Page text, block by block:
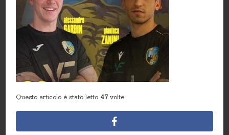
Questo articolo è stato letto 47 volte.